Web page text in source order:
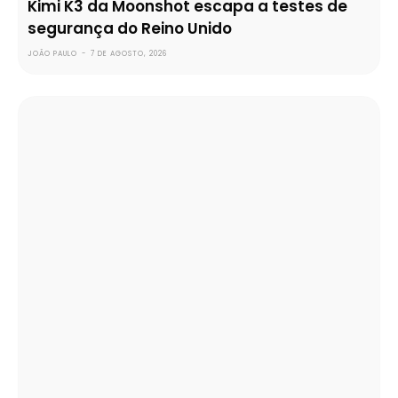
Kimi K3 da Moonshot escapa a testes de
segurança do Reino Unido
JOÃO PAULO - 7 DE AGOSTO, 2026